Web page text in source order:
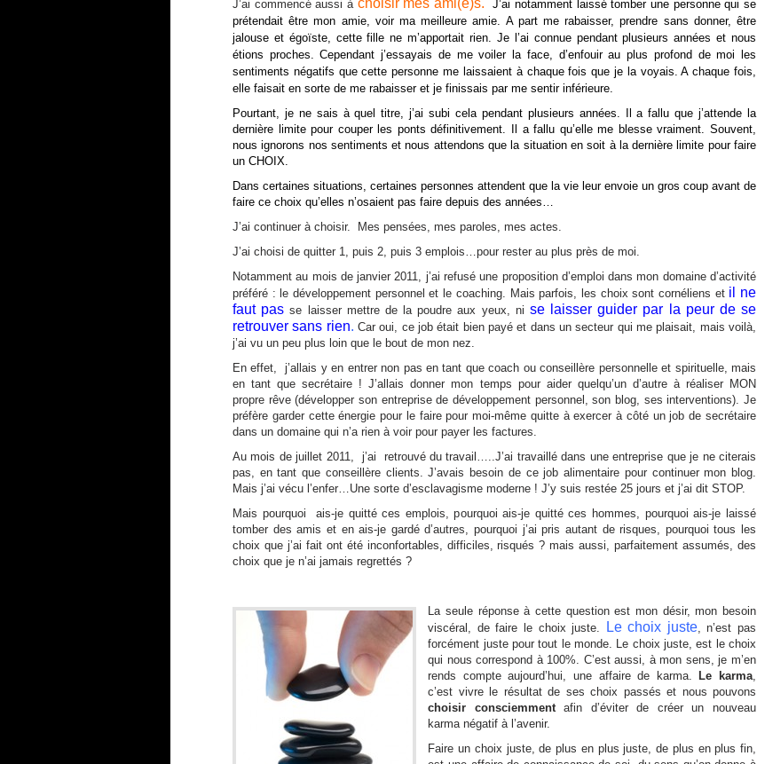
J’ai commencé aussi à choisir mes ami(e)s.
J’ai notamment laissé tomber une personne qui se
prétendait être mon amie, voir ma meilleure amie. A part me rabaisser, prendre sans donner, être
jalouse et égoïste, cette fille ne m’apportait rien. Je l’ai connue pendant plusieurs années et nous
étions proches. Cependant j’essayais de me voiler la face, d’enfouir au plus profond de moi les
sentiments négatifs que cette personne me laissaient à chaque fois que je la voyais. A chaque fois,
elle faisait en sorte de me rabaisser et je finissais par me sentir inférieure.
Pourtant, je ne sais à quel titre, j’ai subi cela pendant plusieurs années. Il a fallu que j’attende la
dernière limite pour couper les ponts définitivement. Il a fallu qu’elle me blesse vraiment. Souvent,
nous ignorons nos sentiments et nous attendons que la situation en soit à la dernière limite pour faire
un CHOIX.
Dans certaines situations, certaines personnes attendent que la vie leur envoie un gros coup avant de
faire ce choix qu’elles n’osaient pas faire depuis des années…
J’ai continuer à choisir. Mes pensées, mes paroles, mes actes.
J’ai choisi de quitter 1, puis 2, puis 3 emplois…pour rester au plus près de moi.
Notamment au mois de janvier 2011, j’ai refusé une proposition d’emploi dans mon domaine d’activité
préféré : le développement personnel et le coaching. Mais parfois, les choix sont cornéliens et il ne
faut pas se laisser mettre de la poudre aux yeux, ni se laisser guider par la peur de se
retrouver sans rien. Car oui, ce job était bien payé et dans un secteur qui me plaisait, mais voilà,
j’ai vu un peu plus loin que le bout de mon nez.
En effet, j’allais y en entrer non pas en tant que coach ou conseillère personnelle et spirituelle, mais
en tant que secrétaire ! J’allais donner mon temps pour aider quelqu’un d’autre à réaliser MON
propre rêve (développer son entreprise de développement personnel, son blog, ses interventions). Je
préfère garder cette énergie pour le faire pour moi-même quitte à exercer à côté un job de secrétaire
dans un domaine qui n’a rien à voir pour payer les factures.
Au mois de juillet 2011, j’ai retrouvé du travail…..J’ai travaillé dans une entreprise que je ne citerais
pas, en tant que conseillère clients. J’avais besoin de ce job alimentaire pour continuer mon blog.
Mais j’ai vécu l’enfer…Une sorte d’esclavagisme moderne ! J’y suis restée 25 jours et j’ai dit STOP.
Mais pourquoi ais-je quitté ces emplois, pourquoi ais-je quitté ces hommes, pourquoi ais-je laissé
tomber des amis et en ais-je gardé d’autres, pourquoi j’ai pris autant de risques, pourquoi tous les
choix que j’ai fait ont été inconfortables, difficiles, risqués ? mais aussi, parfaitement assumés, des
choix que je n’ai jamais regrettés ?
La seule réponse à cette question est mon désir, mon besoin
viscéral, de faire le choix juste.
Le choix juste, n’est pas
forcément juste pour tout le monde. Le choix juste, est le choix
qui nous correspond à 100%. C’est aussi, à mon sens, je m’en
rends compte aujourd’hui, une affaire de karma.
Le karma,
c’est vivre le résultat de ses choix passés et nous pouvons
choisir consciemmentafin d’éviter de créer un nouveau
karma négatif à l’avenir.
Faire un choix juste, de plus en plus juste, de plus en plus fin,